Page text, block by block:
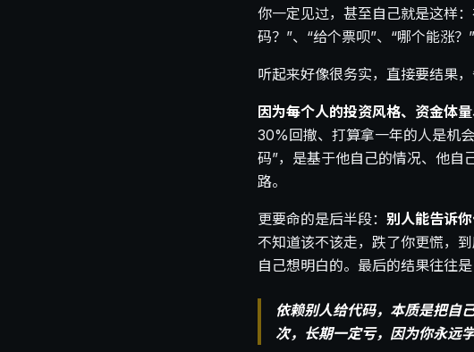
你一定见过，甚至自己就是这样
码？”、“给个票呗”、“哪个能涨？”
听起来好像很务实，直接要结果
因为每个人的投资风格、资金体
30%回撤、打算拿一年的人是机
码”，是基于他自己的情况、他自
路。
更要命的是后半段： 别人能告诉
不知道该不该走，跌了你更慌，
自己想明白的。最后的结果往往
依赖别人给代码，本质是把自
次，长期一定亏，因为你永远